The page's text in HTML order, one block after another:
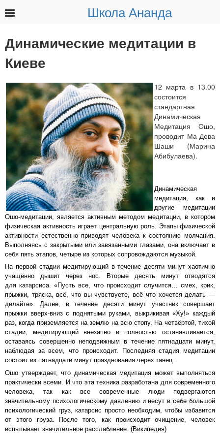
Школа Ананда
Динамические медитации в
Киеве
12 марта в 13.00
состоится
стандартная
Динамическая
Медитация Ошо,
проводит Ма Дева
Шаши (Марина
Абибулаева).
Динамическая
медитация, как и
другие медитации
Ошо-медитации, является активным методом медитации, в котором
физическая активность играет центральную роль. Этапы физической
активности естественно приводят человека к состоянию молчания.
Выполняясь с закрытыми или завязанными глазами, она включает в
себя пять этапов, четыре из которых сопровождаются музыкой.
На первой стадии медитирующий в течение десяти минут хаотично
учащённо дышит через нос. Вторые десять минут отводятся
для катарсиса. «Пусть все, что происходит случится… смех, крик,
прыжки, тряска, всё, что вы чувствуете, всё что хочется делать —
делайте». Далее, в течение десяти минут участник совершает
прыжки вверх-вниз с поднятыми руками, выкрикивая «Ху!» каждый
раз, когда приземляется на землю на всю стопу. На четвёртой, тихой
стадии, медитирующий внезапно и полностью останавливается,
оставаясь совершенно неподвижным в течение пятнадцати минут,
наблюдая за всем, что происходит. Последняя стадия медитации
состоит из пятнадцати минут празднования через танец.
Ошо утверждает, что динамическая медитация может выполняться
практически всеми. И что эта техника разработана для современного
человека, так как все современные люди подвергаются
значительному психологическому давлению и несут в себе большой
психологический груз, катарсис просто необходим, чтобы избавится
от этого груза. После того, как происходит очищение, человек
испытывает значительное расслабление. (Википедия)